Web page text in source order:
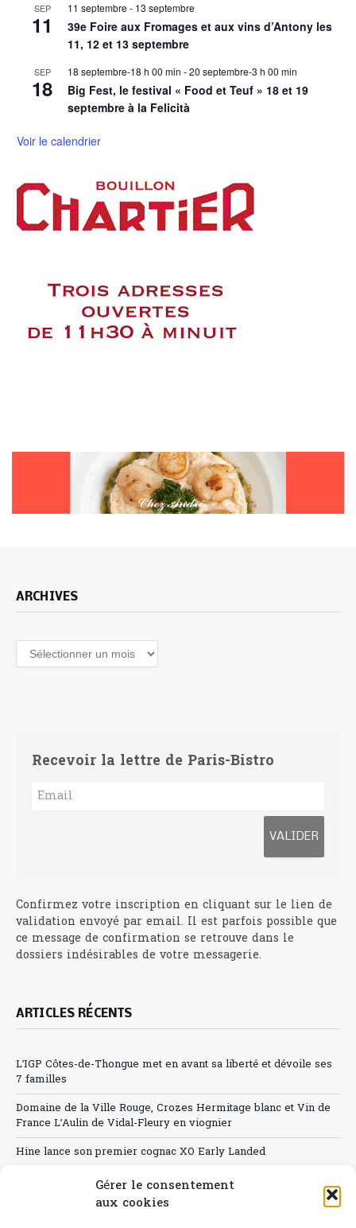
Gérer le consentement
aux cookies
SEP
11
11 septembre - 13 septembre
39e Foire aux Fromages et aux vins d’Antony les
11, 12 et 13 septembre
SEP
18
18 septembre-18 h 00 min -20 septembre-3 h 00 min
Big Fest, le festival « Food et Teuf » 18 et 19
septembre à la Felicità
Voir le calendrier
ARCHIVES
Archives
Recevoir la lettre de Paris-Bistro
Confirmez votre inscription en cliquant sur le lien de
validation envoyé par email. Il est parfois possible que
ce message de confirmation se retrouve dans le
dossiers indésirables de votre messagerie.
ARTICLES RÉCENTS
L’IGP Côtes-de-Thongue met en avant sa liberté et dévoile ses
7 familles
Domaine de la Ville Rouge, Crozes Hermitage blanc et Vin de
France L’Aulin de Vidal-Fleury en viognier
Hine lance son premier cognac XO Early Landed
Canicule : A quand le CHR à « l’heure espagnole » ?